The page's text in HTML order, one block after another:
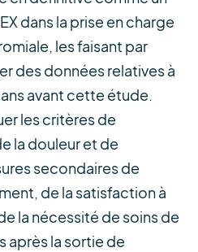
dans la prise en charge
les faisant par
des données relatives à
avant cette étude.
les critères de
la douleur et de
secondaires de
de la satisfaction à
la nécessité de soins de
après la sortie de